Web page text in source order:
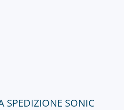
SPEDIZIONE SONIC